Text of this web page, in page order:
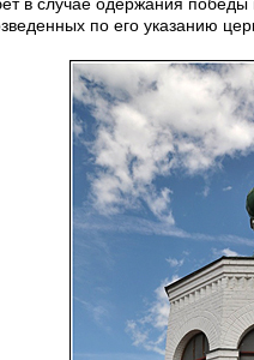
в случае одержания
по его указанию